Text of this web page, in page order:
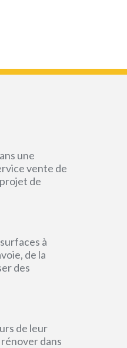
une
vente de
de
à
de la
des
de leur
dans